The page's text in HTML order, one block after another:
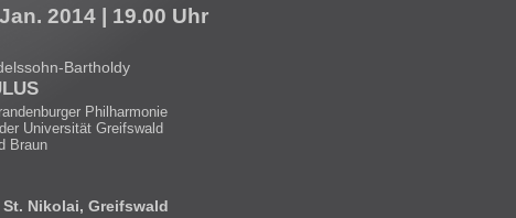
Jan. 2014| 19.00 Uhr
Bartholdy
Philharmonie
Universität Greifswald
Braun
St. Nikolai, Greifswald